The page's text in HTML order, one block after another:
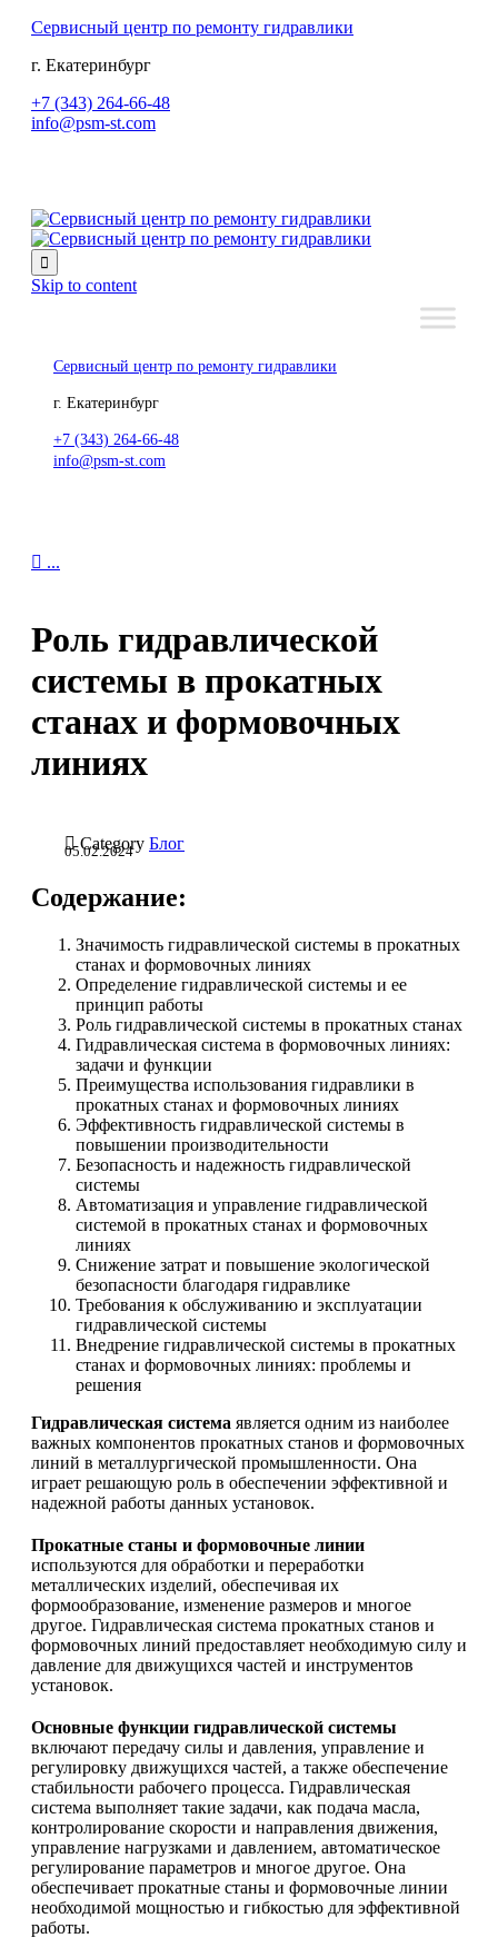
Сервисный центр по ремонту гидравлики
г. Екатеринбург
+7 (343) 264-66-48
info@psm-st.com

Skip to content
Сервисный центр по ремонту гидравлики
г. Екатеринбург
+7 (343) 264-66-48
info@psm-st.com
 ...
Роль гидравлической
системы в прокатных
станах и формовочных
линиях
 Category Блог
05.02.2024
Содержание:
Значимость гидравлической системы в прокатных
станах и формовочных линиях
Определение гидравлической системы и ее
принцип работы
Роль гидравлической системы в прокатных станах
Гидравлическая система в формовочных линиях:
задачи и функции
Преимущества использования гидравлики в
прокатных станах и формовочных линиях
Эффективность гидравлической системы в
повышении производительности
Безопасность и надежность гидравлической
системы
Автоматизация и управление гидравлической
системой в прокатных станах и формовочных
линиях
Снижение затрат и повышение экологической
безопасности благодаря гидравлике
Требования к обслуживанию и эксплуатации
гидравлической системы
Внедрение гидравлической системы в прокатных
станах и формовочных линиях: проблемы и
решения
Гидравлическая система является одним из наиболее
важных компонентов прокатных станов и формовочных
линий в металлургической промышленности. Она
играет решающую роль в обеспечении эффективной и
надежной работы данных установок.
Прокатные станы и формовочные линии
используются для обработки и переработки
металлических изделий, обеспечивая их
формообразование, изменение размеров и многое
другое. Гидравлическая система прокатных станов и
формовочных линий предоставляет необходимую силу и
давление для движущихся частей и инструментов
установок.
Основные функции гидравлической системы
включают передачу силы и давления, управление и
регулировку движущихся частей, а также обеспечение
стабильности рабочего процесса. Гидравлическая
система выполняет такие задачи, как подача масла,
контролирование скорости и направления движения,
управление нагрузками и давлением, автоматическое
регулирование параметров и многое другое. Она
обеспечивает прокатные станы и формовочные линии
необходимой мощностью и гибкостью для эффективной
работы.